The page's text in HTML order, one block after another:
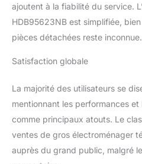
ajoutent à la fiabilité du service.
HDB95623NB est simplifiée,
pièces détachées reste inconnue.
Satisfaction globale
La majorité des utilisateurs se
mentionnant les performances
comme principaux atouts. Le
ventes de gros électroménager
auprès du grand public, malgré